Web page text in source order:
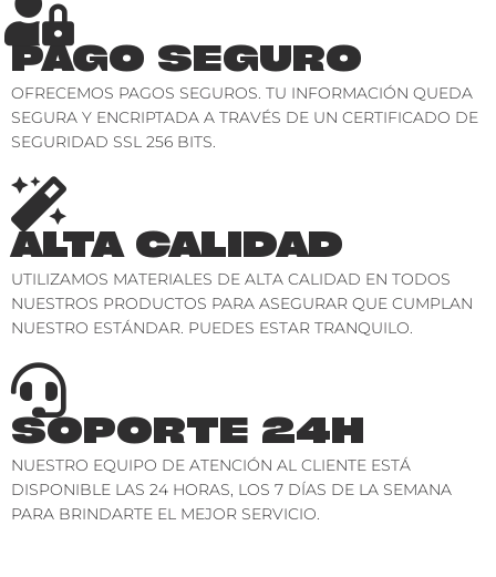
PAGO SEGURO
OFRECEMOS PAGOS SEGUROS. TU INFORMACIÓN QUEDA
SEGURA Y ENCRIPTADA A TRAVÉS DE UN CERTIFICADO DE
SEGURIDAD SSL 256 BITS.
ALTA CALIDAD
UTILIZAMOS MATERIALES DE ALTA CALIDAD EN TODOS
NUESTROS PRODUCTOS PARA ASEGURAR QUE CUMPLAN
NUESTRO ESTÁNDAR. PUEDES ESTAR TRANQUILO.
SOPORTE 24H
NUESTRO EQUIPO DE ATENCIÓN AL CLIENTE ESTÁ
DISPONIBLE LAS 24 HORAS, LOS 7 DÍAS DE LA SEMANA
PARA BRINDARTE EL MEJOR SERVICIO.